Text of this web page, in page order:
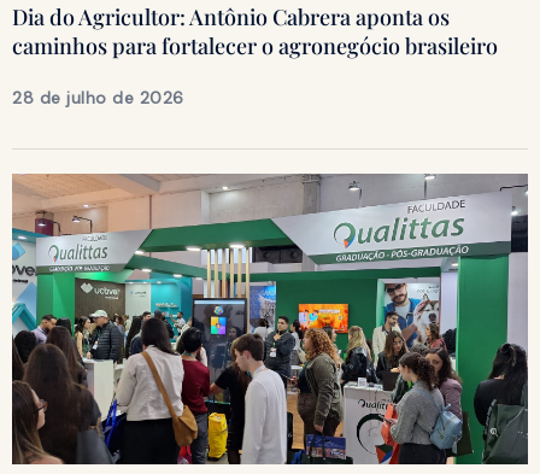
Dia do Agricultor: Antônio Cabrera aponta os
caminhos para fortalecer o agronegócio brasileiro
28 de julho de 2026